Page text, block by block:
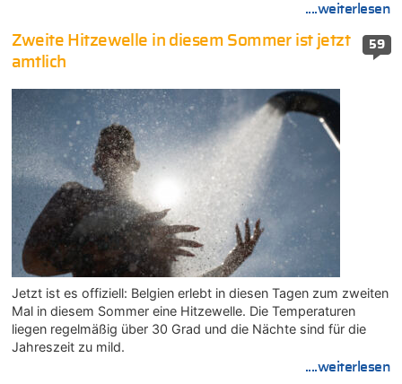
....weiterlesen
59
Zweite Hitzewelle in diesem Sommer ist jetzt
amtlich
Jetzt ist es offiziell: Belgien erlebt in diesen Tagen zum zweiten
Mal in diesem Sommer eine Hitzewelle. Die Temperaturen
liegen regelmäßig über 30 Grad und die Nächte sind für die
Jahreszeit zu mild.
....weiterlesen